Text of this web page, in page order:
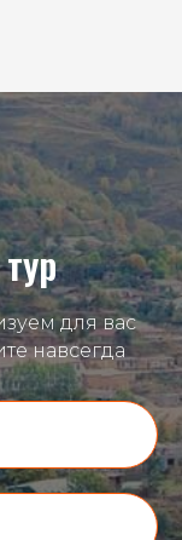
для вас
навсегда